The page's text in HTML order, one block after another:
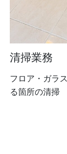
清掃業務
フロア・ガラ
る箇所の清掃